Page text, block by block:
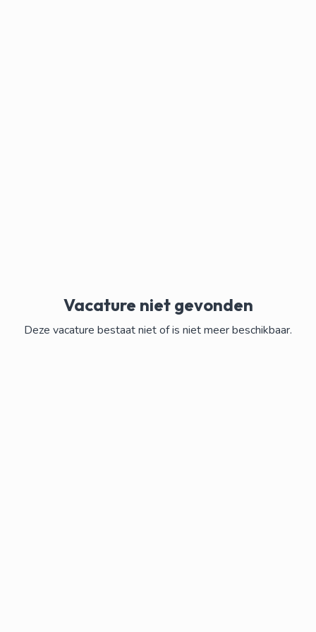
Vacature niet gevonden
Deze vacature bestaat niet of is niet meer beschikbaar.